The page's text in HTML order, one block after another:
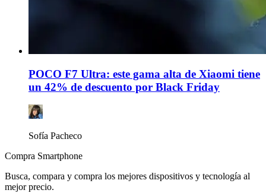
POCO F7 Ultra: este gama alta de Xiaomi tiene
un 42% de descuento por Black Friday
Sofía Pacheco
Compra Smartphone
Busca, compara y compra los mejores dispositivos y tecnología al
mejor precio.